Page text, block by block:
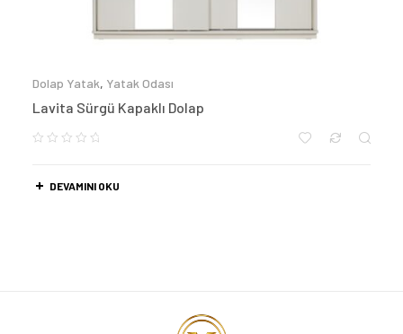
Dolap Yatak, Yatak Odası
Lavita Sürgü Kapaklı Dolap
DEVAMINI OKU